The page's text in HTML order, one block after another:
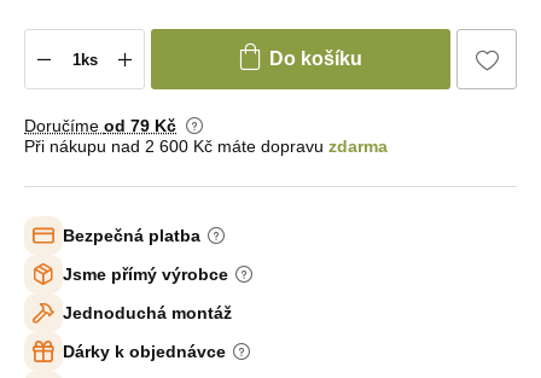
Do košíku
Doručíme od 79 Kč
Při nákupu nad 2 600 Kč máte dopravu zdarma
Bezpečná platba
Jsme přímý výrobce
Jednoduchá montáž
Dárky k objednávce